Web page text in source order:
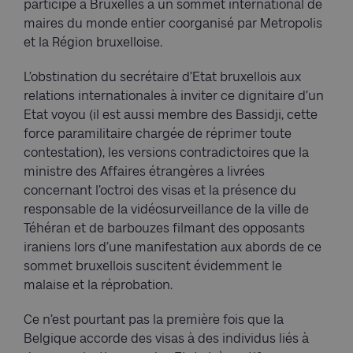
participe à Bruxelles à un sommet international de
maires du monde entier coorganisé par Metropolis
et la Région bruxelloise.
L’obstination du secrétaire d’Etat bruxellois aux
relations internationales à inviter ce dignitaire d’un
Etat voyou (il est aussi membre des Bassidji, cette
force paramilitaire chargée de réprimer toute
contestation), les versions contradictoires que la
ministre des Affaires étrangères a livrées
concernant l’octroi des visas et la présence du
responsable de la vidéosurveillance de la ville de
Téhéran et de barbouzes filmant des opposants
iraniens lors d’une manifestation aux abords de ce
sommet bruxellois suscitent évidemment le
malaise et la réprobation.
Ce n’est pourtant pas la première fois que la
Belgique accorde des visas à des individus liés à